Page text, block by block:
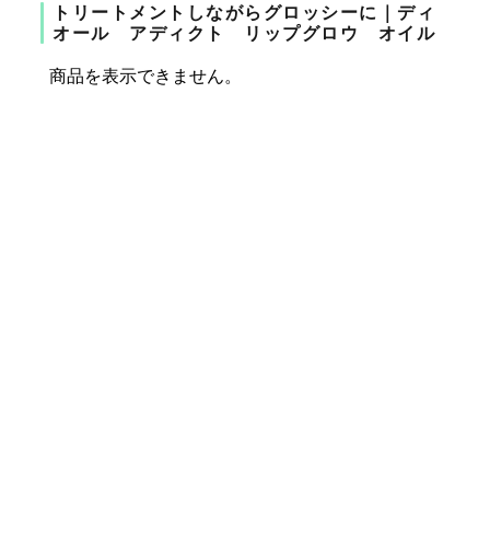
トリートメントしながらグロッシーに｜ディ
オール アディクト リップグロウ オイル